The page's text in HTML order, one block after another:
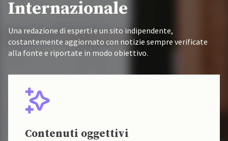
Internazionale
Una redazione di esperti e un sito indipendente,
costantemente aggiornato con notizie sempre verificate
alla fonte e riportate in modo obiettivo.
Contenuti oggettivi